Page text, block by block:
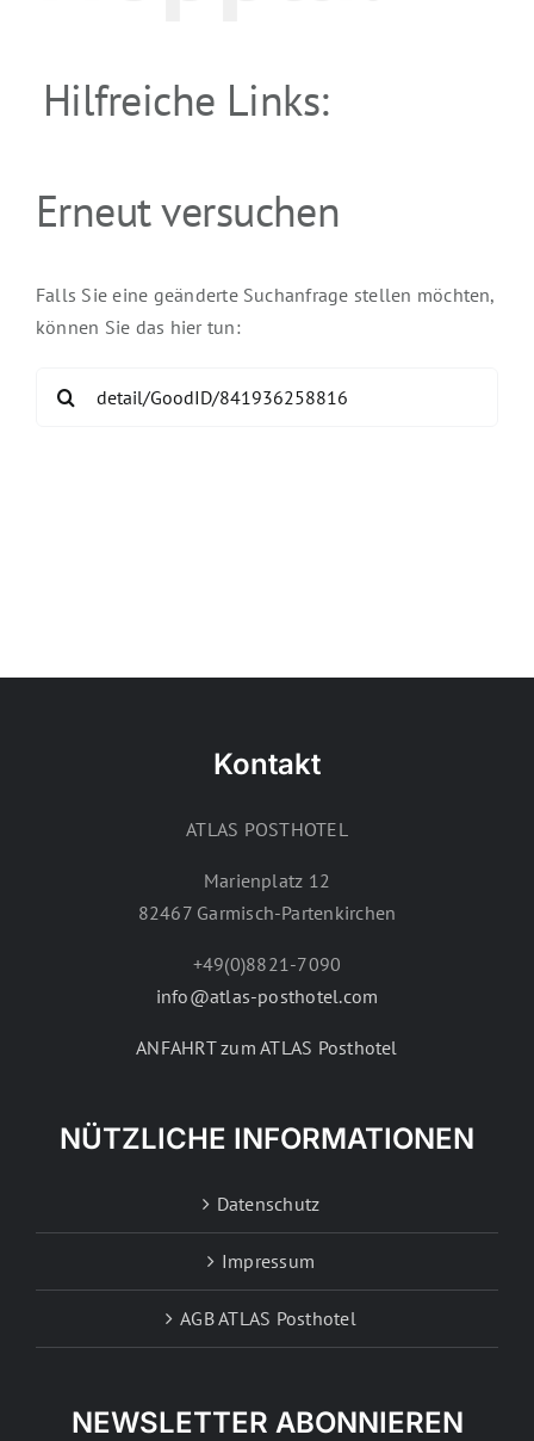
Hilfreiche Links:
Erneut versuchen
Falls Sie eine geänderte Suchanfrage stellen möchten,
können Sie das hier tun:
Kontakt
ATLAS POSTHOTEL
Marienplatz 12
82467 Garmisch-Partenkirchen
+49(0)8821-7090
info@atlas-posthotel.com
ANFAHRT zum ATLAS Posthotel
NÜTZLICHE INFORMATIONEN
Datenschutz
Impressum
AGB ATLAS Posthotel
NEWSLETTER ABONNIEREN